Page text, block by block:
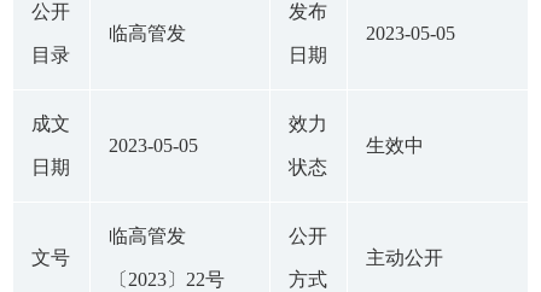
公开
目录
临高管发
发布
日期
2023-05-05
成文
日期
2023-05-05
效力
状态
生效中
文号
临高管发
〔2023〕22号
公开
方式
主动公开